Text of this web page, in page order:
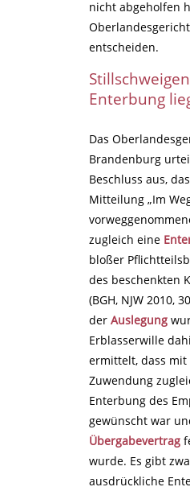
nicht abgeholfen
entscheiden.
Enterbung
Das
Brandenburg
Beschluss aus,
Mitteilung „Im
zugleich eine
bloßer
des beschenkten
(BGH, NJW 2010,
derAuslegung
Erblasserwille
ermittelt, dass mit
Zuwendung
Enterbung des
gewünscht war
Übergabevertrag
wurde. Es gibt
ausdrückliche